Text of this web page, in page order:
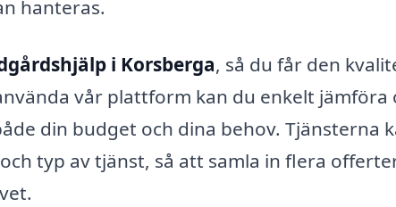
hanteras.
i Korsberga, så du får den
vår plattform kan du enkelt jämföra
din budget och dina behov. Tjänsterna
typ av tjänst, så att samla in flera